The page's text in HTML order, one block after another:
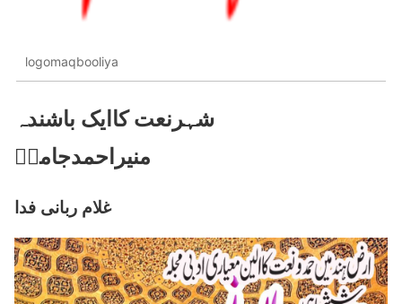
logomaqbooliya
شہرنعت کاایک باشندہ
منیراحمدجامیؔ
غلام ربانی فدا